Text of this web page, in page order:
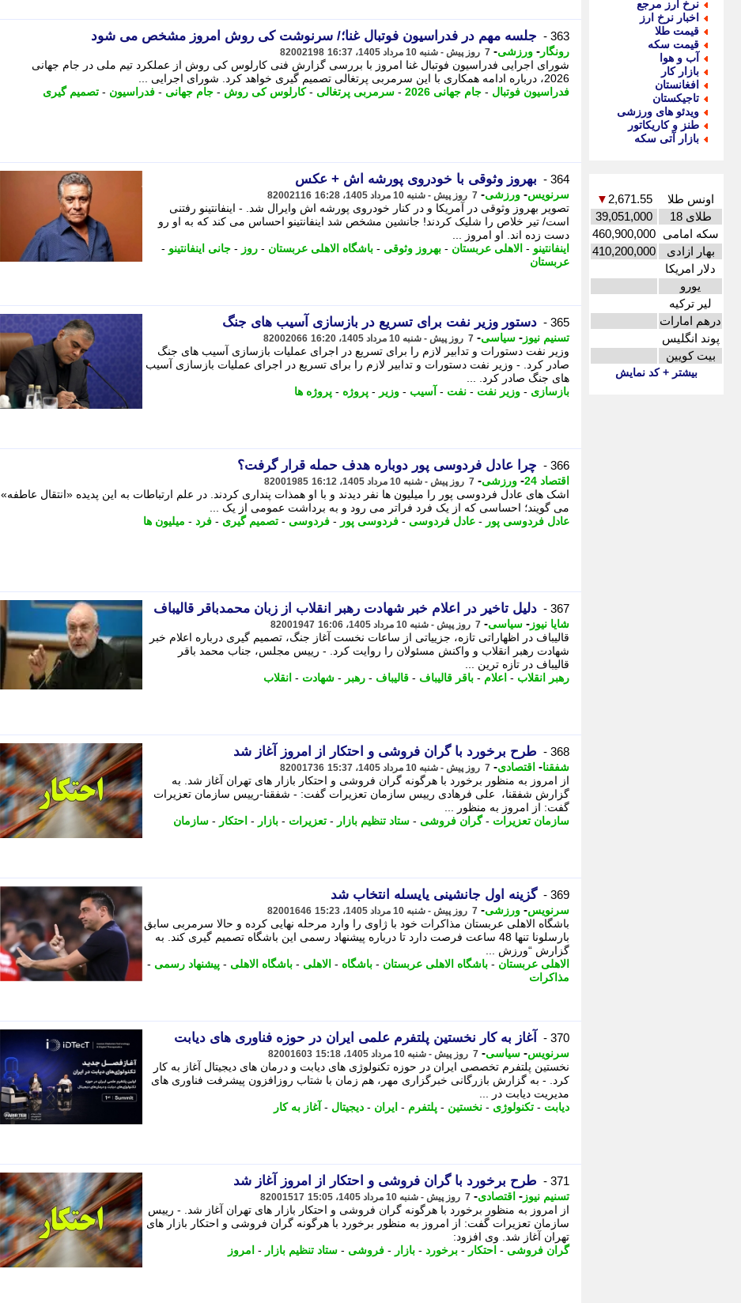
نرخ ارز مرجع
اخبار نرخ ارز
قیمت طلا
قیمت سکه
آب و هوا
بازار کار
افغانستان
تاجیکستان
ویدئو های ورزشی
طنز و کاریکاتور
بازار آتی سکه
اونس طلا 2,671.55
▼
طلای 18
39,051,000
سکه امامی 460,900,000
بهار ازادی
410,200,000
دلار امریکا
یورو
لیر ترکیه
درهم امارات
پوند انگلیس
بیت کویین
بیشتر + کد نمایش
363 - جلسه مهم در فدراسیون فوتبال غنا؛/ سرنوشت کی روش امروز مشخص می شود
رونگار - ورزشی- 7 روز پیش - شنبه 10 مرداد 1405، 16:37 82002198
شورای اجرایی فدراسیون فوتبال غنا امروز با بررسی گزارش فنی کارلوس کی روش از عملکرد تیم ملی در جام جهانی
2026، درباره ادامه همکاری با این سرمربی پرتغالی تصمیم گیری خواهد کرد. شورای اجرایی ...
فدراسیون فوتبال - جام جهانی 2026 - سرمربی پرتغالی -کارلوس کی روش - جام جهانی - فدراسیون - تصمیم گیری
364 - بهروز وثوقی با خودروی پورشه اش + عکس
سرنویس- ورزشی- 7 روز پیش - شنبه 10 مرداد 1405، 16:28 82002116
تصویر بهروز وثوقی در آمریکا و در کنار خودروی پورشه اش وایرال شد. - اینفانتینو رفتنی
است/ تیر خلاص را شلیک کردند! جانشین مشخص شد اینفانتینو احساس می کند که به او رو
دست زده اند. او امروز ...
اینفانتینو - الاهلی عربستان - بهروز وثوقی - باشگاه الاهلی عربستان - روز - جانی اینفانتینو -
عربستان
365 - دستور وزیر نفت برای تسریع در بازسازی آسیب های جنگ
تسنیم نیوز - سیاسی- 7 روز پیش - شنبه 10 مرداد 1405، 16:20 82002066
وزیر نفت دستورات و تدابیر لازم را برای تسریع در اجرای عملیات بازسازی آسیب های جنگ
صادر کرد. - وزیر نفت دستورات و تدابیر لازم را برای تسریع در اجرای عملیات بازسازی آسیب
های جنگ صادر کرد. ...
بازسازی - وزیر نفت - نفت - آسیب - وزیر - پروژه - پروژه ها
366 - چرا عادل فردوسی پور دوباره هدف حمله قرار گرفت؟
اقتصاد 24 - ورزشی- 7 روز پیش - شنبه 10 مرداد 1405، 16:12 82001985
اشک های عادل فردوسی پور را میلیون ها نفر دیدند و با او همذات پنداری کردند. در علم ارتباطات به این پدیده «انتقال عاطفه»
می گویند؛ احساسی که از یک فرد فراتر می رود و به برداشت عمومی از یک ...
عادل فردوسی پور - عادل فردوسی - فردوسی پور - فردوسی - تصمیم گیری - فرد - میلیون ها
367 - دلیل تاخیر در اعلام خبر شهادت رهبر انقلاب از زبان محمدباقر قالیباف
شایا نیوز - سیاسی- 7 روز پیش - شنبه 10 مرداد 1405، 16:06 82001947
قالیباف در اظهاراتی تازه، جزییاتی از ساعات نخست آغاز جنگ، تصمیم گیری درباره اعلام خبر
شهادت رهبر انقلاب و واکنش مسئولان را روایت کرد. - رییس مجلس، جناب محمد باقر
قالیباف در تازه ترین ...
رهبر انقلاب - اعلام - باقر قالیباف - قالیباف - رهبر - شهادت - انقلاب
368 - طرح برخورد با گران فروشی و احتکار از امروز آغاز شد
شفقنا- اقتصادی- 7 روز پیش - شنبه 10 مرداد 1405، 15:37 82001736
از امروز به منظور برخورد با هرگونه گران فروشی و احتکار بازار های تهران آغاز شد. به
گزارش شفقنا، علی فرهادی رییس سازمان تعزیرات گفت: - شفقنا-رییس سازمان تعزیرات
گفت: از امروز به منظور ...
سازمان تعزیرات -گران فروشی - ستاد تنظیم بازار - تعزیرات - بازار - احتکار - سازمان
369 - گزینه اول جانشینی یایسله انتخاب شد
سرنویس- ورزشی- 7 روز پیش - شنبه 10 مرداد 1405، 15:23 82001646
باشگاه الاهلی عربستان مذاکرات خود با ژاوی را وارد مرحله نهایی کرده و حالا سرمربی سابق
بارسلونا تنها 48 ساعت فرصت دارد تا درباره پیشنهاد رسمی این باشگاه تصمیم گیری کند. به
گزارش “ورزش ...
الاهلی عربستان - باشگاه الاهلی عربستان - باشگاه - الاهلی - باشگاه الاهلی - پیشنهاد رسمی -
مذاکرات
370 - آغاز به کار نخستین پلتفرم علمی ایران در حوزه فناوری های دیابت
سرنویس- سیاسی- 7 روز پیش - شنبه 10 مرداد 1405، 15:18 82001603
نخستین پلتفرم تخصصی ایران در حوزه تکنولوژی های دیابت و درمان های دیجیتال آغاز به کار
کرد. - به گزارش بازرگانی خبرگزاری مهر، هم زمان با شتاب روزافزون پیشرفت فناوری های
مدیریت دیابت در ...
دیابت - تکنولوژی - نخستین - پلتفرم - ایران - دیجیتال - آغاز به کار
371 - طرح برخورد با گران فروشی و احتکار از امروز آغاز شد
تسنیم نیوز - اقتصادی- 7 روز پیش - شنبه 10 مرداد 1405، 15:05 82001517
از امروز به منظور برخورد با هرگونه گران فروشی و احتکار بازار های تهران آغاز شد. - رییس
سازمان تعزیرات گفت: از امروز به منظور برخورد با هرگونه گران فروشی و احتکار بازار های
تهران آغاز شد. وی افزود:
گران فروشی - احتکار - برخورد - بازار - فروشی - ستاد تنظیم بازار - امروز